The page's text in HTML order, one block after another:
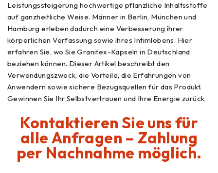
Leistungssteigerung hochwertige pflanzliche Inhaltsstoffe
auf ganzheitliche Weise. Männer in Berlin, München und
Hamburg erleben dadurch eine Verbesserung ihrer
körperlichen Verfassung sowie ihres Intimlebens. Hier
erfahren Sie, wo Sie Granitex-Kapseln in Deutschland
beziehen können. Dieser Artikel beschreibt den
Verwendungszweck, die Vorteile, die Erfahrungen von
Anwendern sowie sichere Bezugsquellen für das Produkt.
Gewinnen Sie Ihr Selbstvertrauen und Ihre Energie zurück.
Kontaktieren Sie uns für
alle Anfragen – Zahlung
per Nachnahme möglich.